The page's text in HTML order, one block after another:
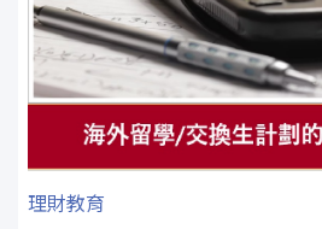
理財教育